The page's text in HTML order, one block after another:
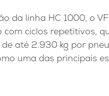
da linha HC 1000, o
ciclos repetitivos,
até 2.930 kg por
uma das principais